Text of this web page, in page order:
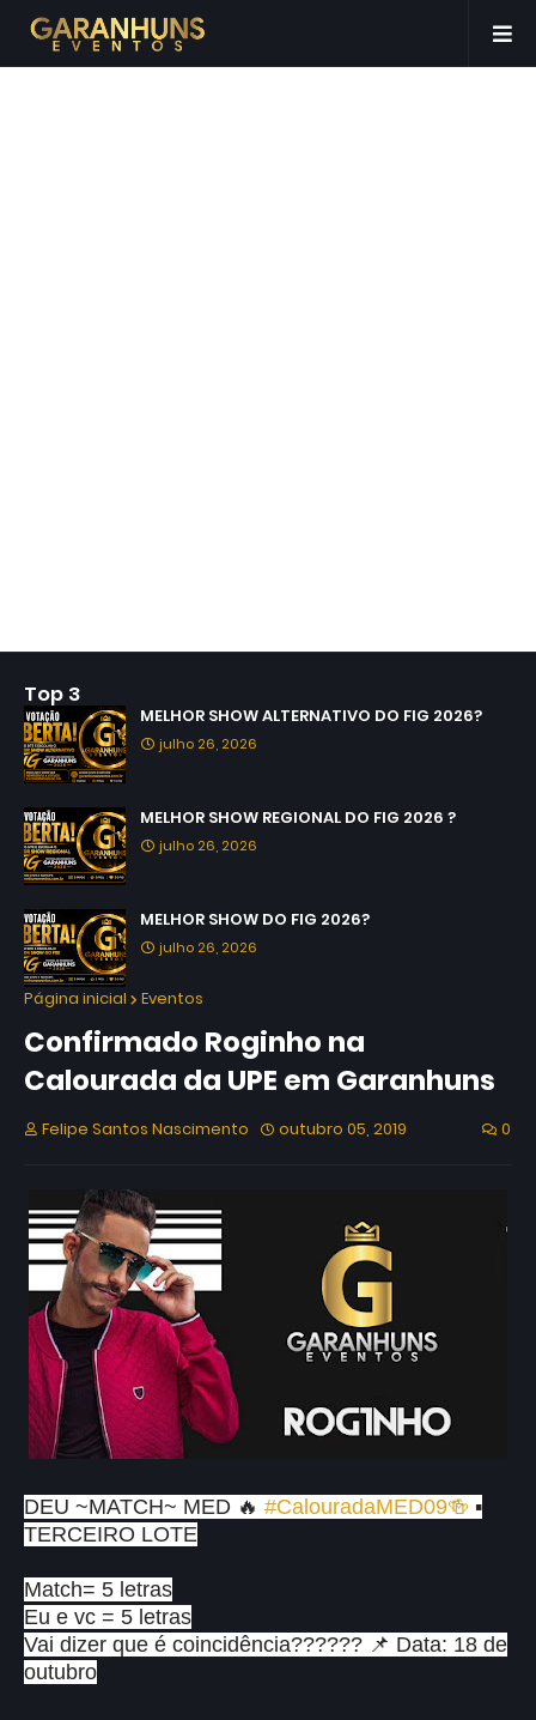
Top 3
MELHOR SHOW ALTERNATIVO DO FIG 2026?
julho 26, 2026
MELHOR SHOW REGIONAL DO FIG 2026 ?
julho 26, 2026
MELHOR SHOW DO FIG 2026?
julho 26, 2026
Página inicial Eventos
Confirmado Roginho na
Calourada da UPE em Garanhuns
Felipe Santos Nascimento outubro 05, 2019 0
DEU ~MATCH~ MED 🔥 #CalouradaMED09🍻 ▪️
TERCEIRO LOTE
Match= 5 letras
Eu e vc = 5 letras
Vai dizer que é coincidência?????? 📌 Data: 18 de
outubro